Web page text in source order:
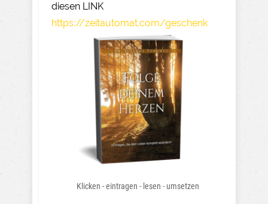
diesen LINK
https://zeitautomat.com/geschenk
Klicken - eintragen - lesen - umsetzen